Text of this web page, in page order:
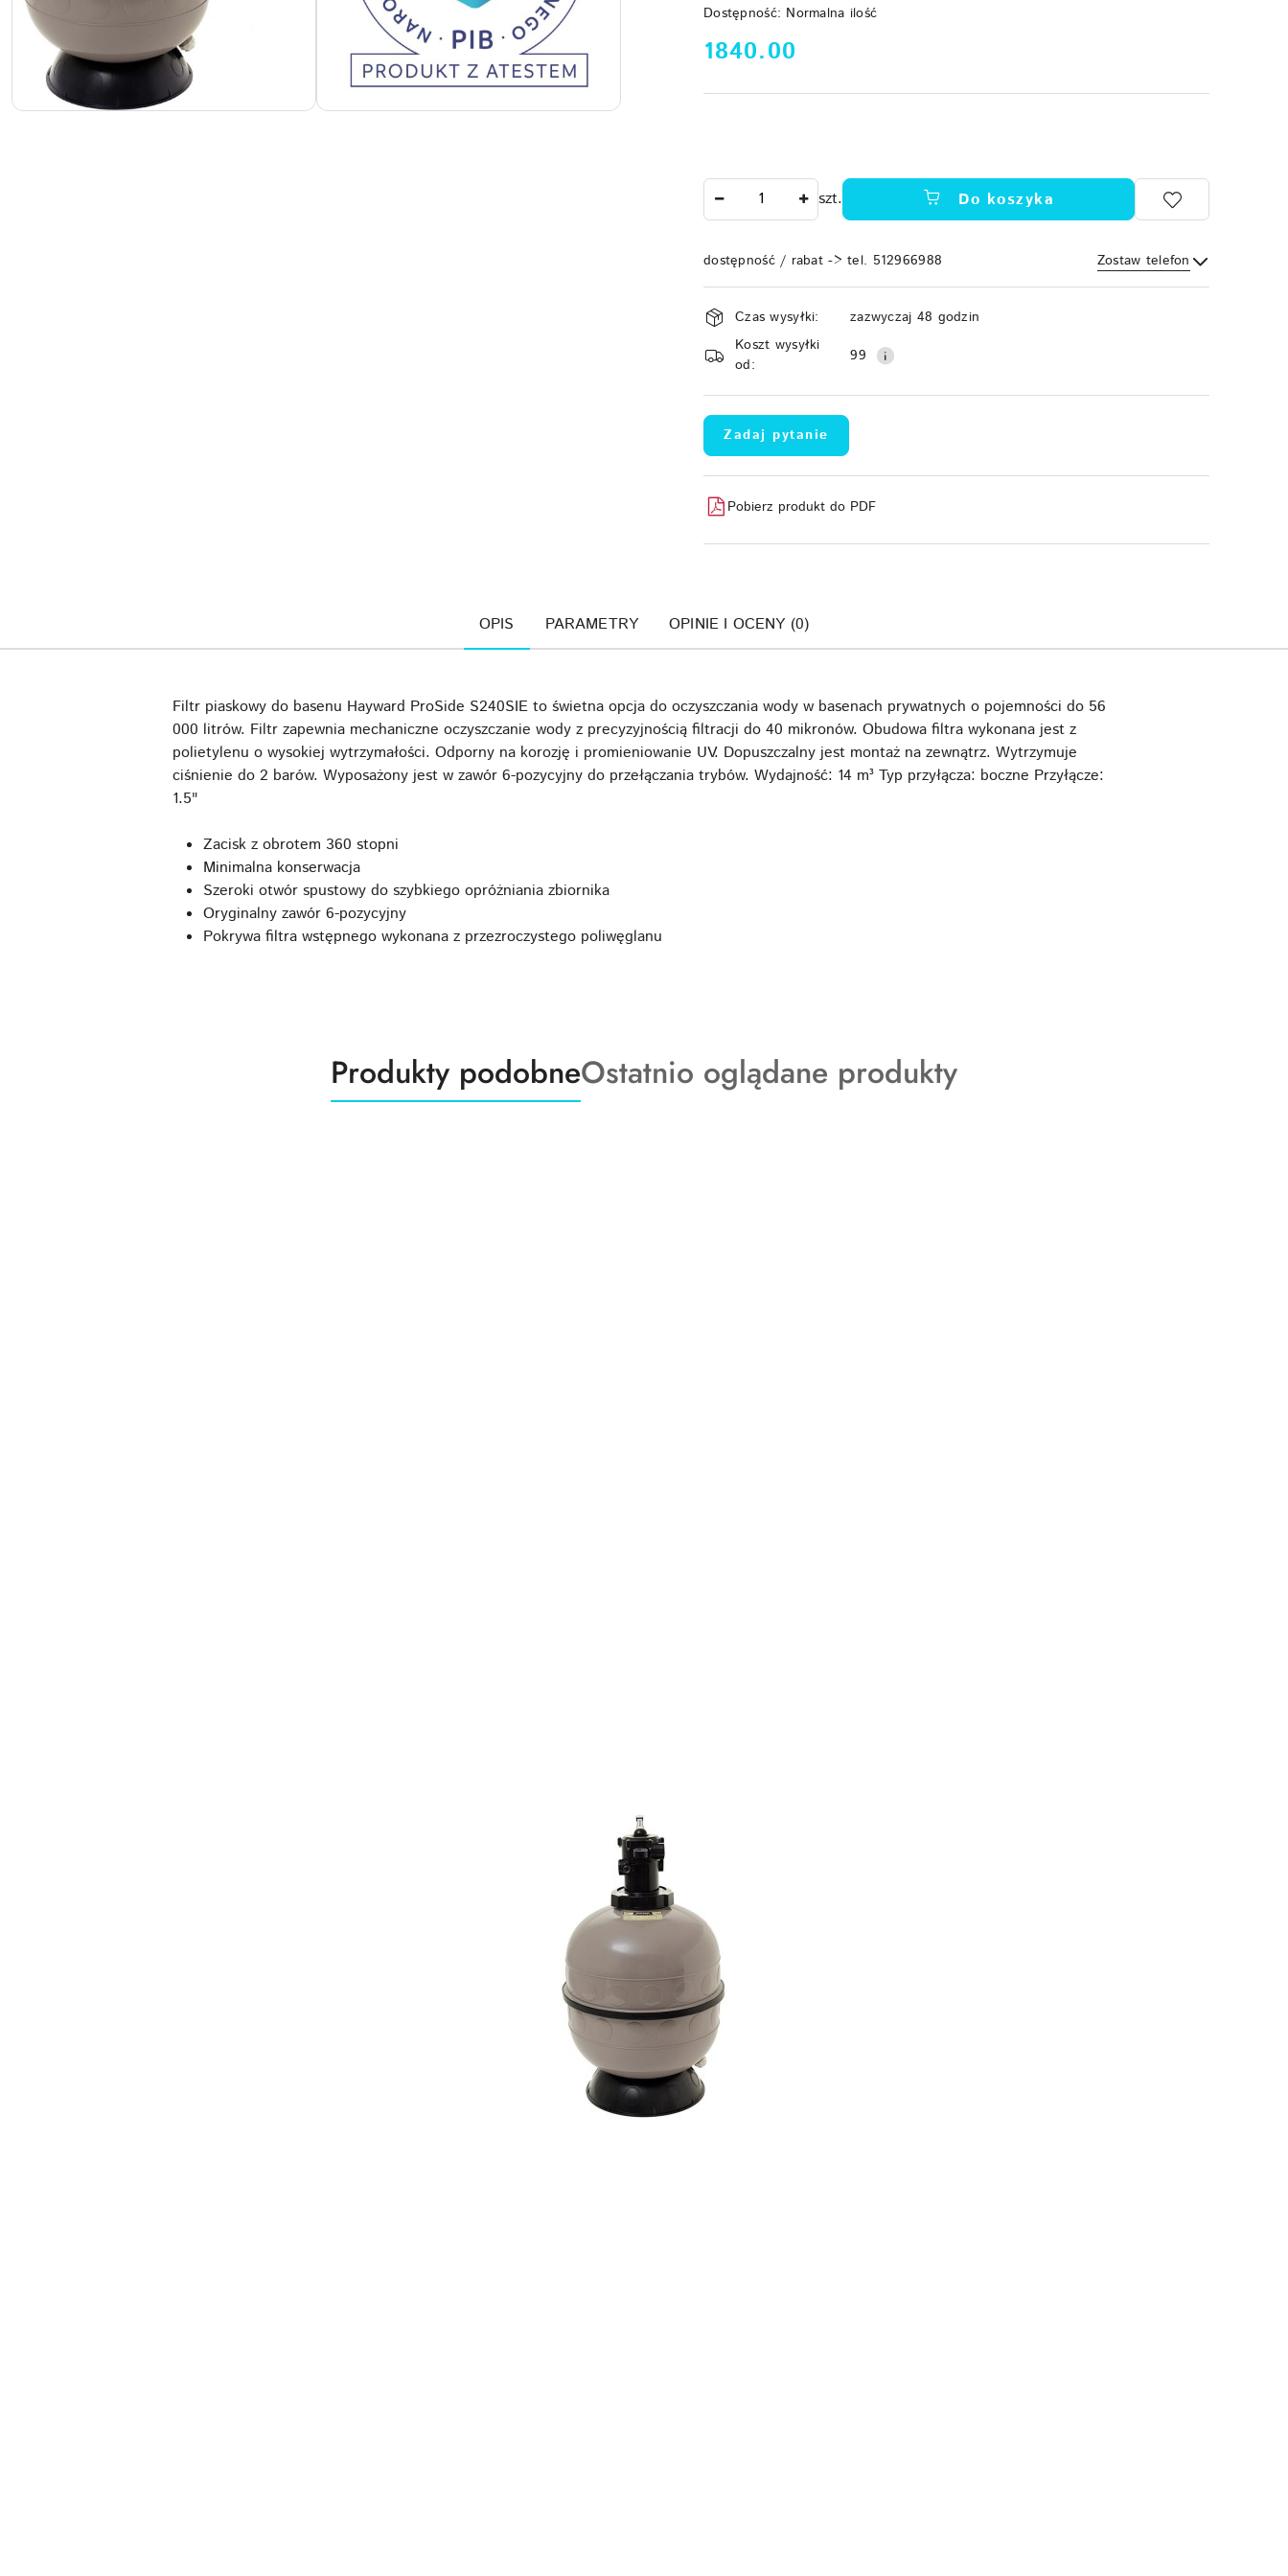
Dostępność: Normalna ilość
cena:
1840.00
szt. Do koszyka
dostępność / rabat -> tel. 512966988 Zostaw telefon
Wyślij
Dostępność
i
dostawa
Czas wysyłki:
zazwyczaj 48 godzin
Koszt wysyłki
od:
99
Zadaj pytanie
Pobierz produkt do PDF
OPIS PARAMETRY OPINIE I OCENY (0)
Filtr piaskowy do basenu Hayward ProSide S240SIE to świetna opcja do oczyszczania wody w basenach prywatnych o pojemności do 56
000 litrów. Filtr zapewnia mechaniczne oczyszczanie wody z precyzyjnością filtracji do 40 mikronów. Obudowa filtra wykonana jest z
polietylenu o wysokiej wytrzymałości. Odporny na korozję i promieniowanie UV. Dopuszczalny jest montaż na zewnątrz. Wytrzymuje
ciśnienie do 2 barów. Wyposażony jest w zawór 6-pozycyjny do przełączania trybów. Wydajność: 14 m³ Typ przyłącza: boczne Przyłącze:
1.5"
Zacisk z obrotem 360 stopni
Minimalna konserwacja
Szeroki otwór spustowy do szybkiego opróżniania zbiornika
Oryginalny zawór 6-pozycyjny
Pokrywa filtra wstępnego wykonana z przezroczystego poliwęglanu
Produkty
o
Produkty podobneProdukty
o
Ostatnio oglądane produkty